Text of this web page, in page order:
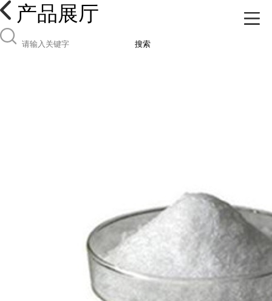
产品展厅
搜索